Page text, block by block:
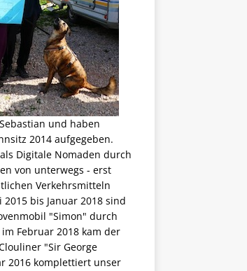
und haben
2014 aufgegeben.
Digitale Nomaden durch
von unterwegs - erst
Verkehrsmitteln
bis Januar 2018 sind
"Simon" durch
Februar 2018 kam der
"Sir George
2016 komplettiert unser